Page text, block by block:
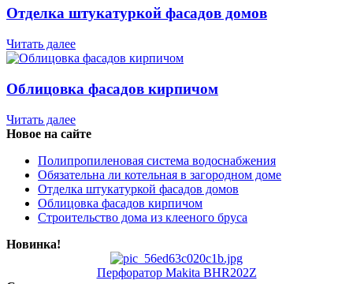
Отделка штукатуркой фасадов домов
Читать далее
Облицовка фасадов кирпичом
Читать далее
Новое на сайте
Полипропиленовая система водоснабжения
Обязательна ли котельная в загородном доме
Отделка штукатуркой фасадов домов
Облицовка фасадов кирпичом
Строительство дома из клееного бруса
Новинка!
Перфоратор Makita BHR202Z